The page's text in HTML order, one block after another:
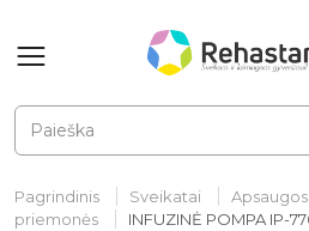
Pagrindinis Sveikatai
priemonės
INFUZINĖ POMPA IP-